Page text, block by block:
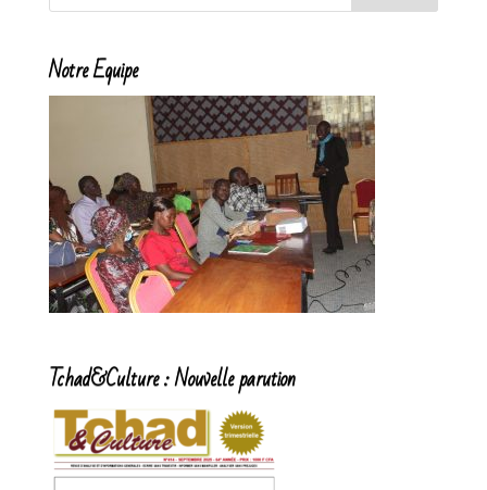
Notre Equipe
Tchad&Culture : Nouvelle parution